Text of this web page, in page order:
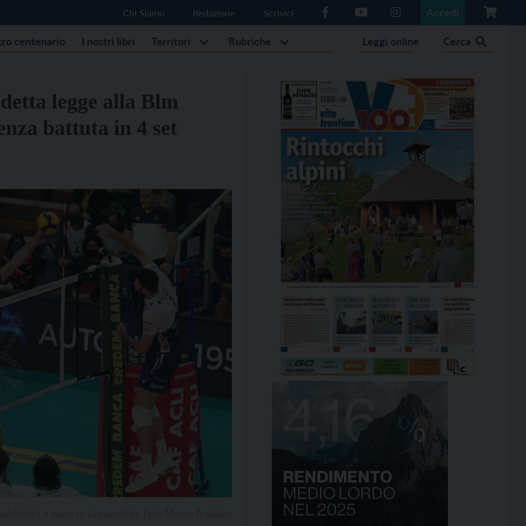
Chi Siamo Redazione Scrivici Accedi
centenario I nostri libri Territori Rubriche Leggi online Cerca
legge alla Blm
battuta in 4 set